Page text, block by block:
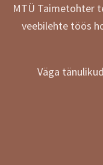
MTÜ Taimetohter
veebilehte töös
Väga